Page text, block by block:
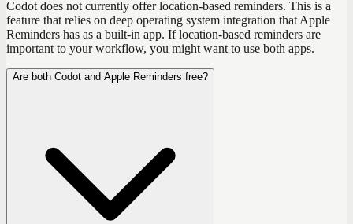
Codot does not currently offer location-based reminders. This is a
feature that relies on deep operating system integration that Apple
Reminders has as a built-in app. If location-based reminders are
important to your workflow, you might want to use both apps.
Are both Codot and Apple Reminders free?